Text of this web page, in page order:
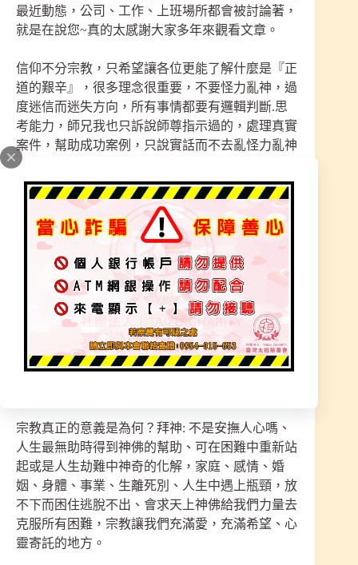
最近動態，公司、工作、上班場所都會被討論著，
就是在說您~真的太感謝大家多年來觀看文章。
信仰不分宗教，只希望讓各位更能了解什麼是『正
道的艱辛』，很多理念很重要，不要怪力亂神，過
度迷信而迷失方向，所有事情都要有邏輯判斷.思
考能力，師兄我也只訴說師尊指示過的，處理真實
案件，幫助成功案例，只說實話而不去亂怪力亂神
的訴說虛幻的空間，有就有，沒有就沒，神明沒有
指示的不會去執行！
會用心思去做文章是希望讓更多人看見，道祖的理
念與觀點有所不同，這也是我們辦道可貴的地方，
獨特的方式呈現，十年來湧入大量信眾的支持，我
們走的每一步都很辛苦，在濟世中扶持每一位信徒
都有所感動，我們不求回報的奉獻著，所有資訊都
透明化、主要是讓大眾有信任感，聽很多走過無數
宮廟放棄了信仰感到害怕、花大把錢又無法改善，
宗教不是讓人害怕的地方。
宗教真正的意義是為何？拜神: 不是安撫人心嗎、
人生最無助時得到神佛的幫助、可在困難中重新站
起或是人生劫難中神奇的化解，家庭、感情、婚
姻、身體、事業、生離死別、人生中遇上瓶頸，放
不下而困住逃脫不出、會求天上神佛給我們力量去
克服所有困難，宗教讓我們充滿愛，充滿希望、心
靈寄託的地方。